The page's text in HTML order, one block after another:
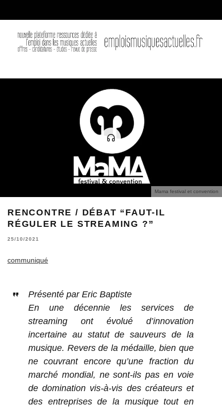
Mama festival et convention
RENCONTRE / DÉBAT “FAUT-IL
RÉGULER LE STREAMING ?”
25/10/2021
communiqué
Présenté par Eric Baptiste
En une décennie les services de
streaming ont évolué d’innovation
incertaine au statut de sauveurs de la
musique. Revers de la médaille, bien que
ne couvrant encore qu’une fraction du
marché mondial, ne sont-ils pas en voie
de domination vis-à-vis des créateurs et
des entreprises de la musique tout en